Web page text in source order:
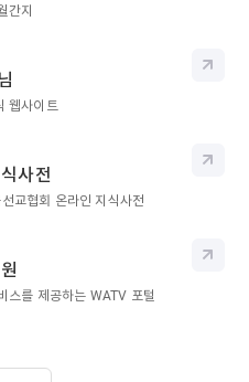
간지
웹사이트
바로
사전
교협회 온라인 지식사전
바로
스를 제공하는 WATV 포털
바로